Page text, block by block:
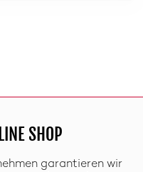
SHOP
garantieren wir